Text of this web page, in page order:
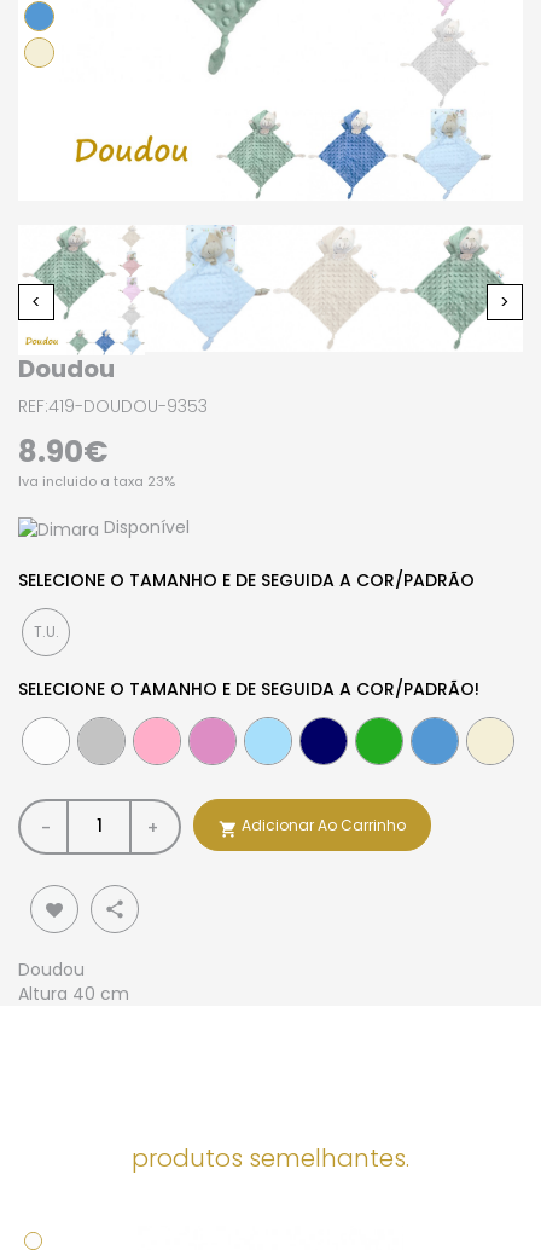
Doudou
REF:419-DOUDOU-9353
8.90€
Iva incluido a taxa 23%
Disponível
SELECIONE O TAMANHO E DE SEGUIDA A COR/PADRÃO
T.U.
SELECIONE O TAMANHO E DE SEGUIDA A COR/PADRÃO!
+
-  Adicionar Ao Carrinho
share
Doudou
Altura 40 cm
produtos semelhantes.